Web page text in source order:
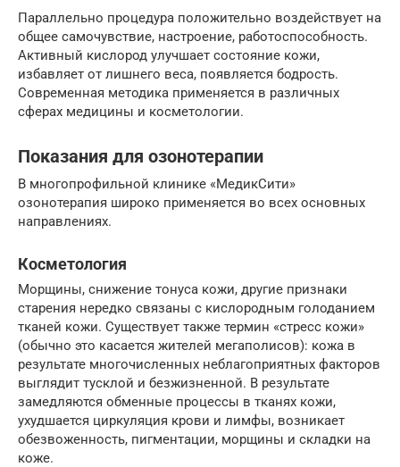
Параллельно процедура положительно воздействует на
общее самочувствие, настроение, работоспособность.
Активный кислород улучшает состояние кожи,
избавляет от лишнего веса, появляется бодрость.
Современная методика применяется в различных
сферах медицины и косметологии.
Показания для озонотерапии
В многопрофильной клинике «МедикСити»
озонотерапия широко применяется во всех основных
направлениях.
Косметология
Морщины, снижение тонуса кожи, другие признаки
старения нередко связаны с кислородным голоданием
тканей кожи. Существует также термин «стресс кожи»
(обычно это касается жителей мегаполисов): кожа в
результате многочисленных неблагоприятных факторов
выглядит тусклой и безжизненной. В результате
замедляются обменные процессы в тканях кожи,
ухудшается циркуляция крови и лимфы, возникает
обезвоженность, пигментации, морщины и складки на
коже.